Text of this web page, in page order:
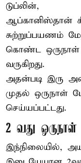
டுப்லின்,
ஆப்கானிஸ்தான்
சுற்றுப்பயணம்
கொண்ட ஒருநாள்
வருகிறது.
அதன்படி இரு
முதல் ஒருநாள்
செய்யப்பட்டது.
2 வது
இந்நிலையில்,